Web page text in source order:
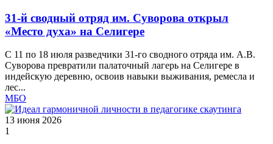
31-й сводный отряд им. Суворова открыл
«Место духа» на Селигере
С 11 по 18 июля разведчики 31-го сводного отряда им. А.В.
Суворова превратили палаточный лагерь на Селигере в
индейскую деревню, освоив навыки выживания, ремесла и
лес...
МБО
13 июня 2026
1